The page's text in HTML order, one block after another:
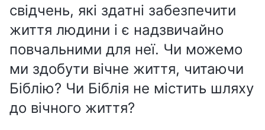
свідчень, які здатні забезпечити
життя людини і є надзвичайно
повчальними для неї. Чи можемо
ми здобути вічне життя, читаючи
Біблію? Чи Біблія не містить шляху
до вічного життя?